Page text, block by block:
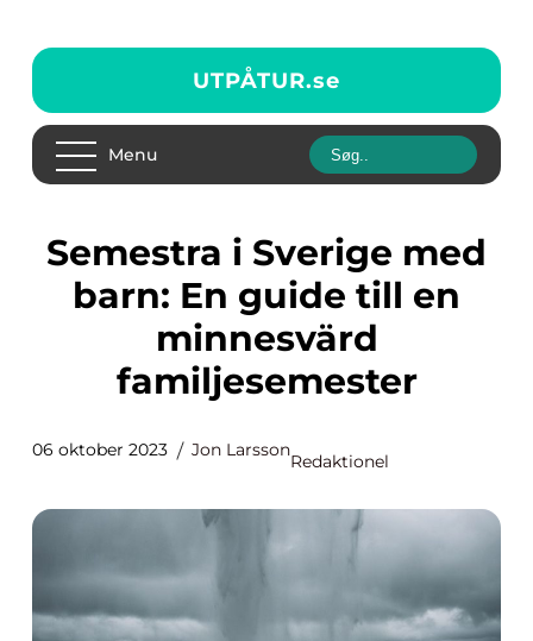
UTPÅTUR.se
Menu
Semestra i Sverige med
barn: En guide till en
minnesvärd
familjesemester
06 oktober 2023 Jon Larsson
Redaktionel